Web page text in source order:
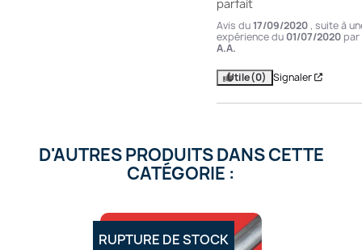
parfait
Avis du17/09/2020, suite à
expérience du 01/07/2020 par
A.A.
Utile(0) Signaler
D'AUTRES PRODUITS DANS CETTE
CATÉGORIE :
RUPTURE DE STOCK